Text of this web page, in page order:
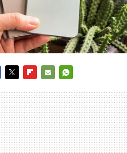
MAIL